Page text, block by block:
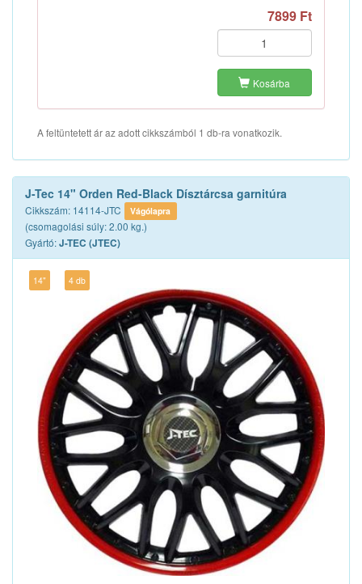
7899 Ft
Kosárba
A feltüntetett ár az adott cikkszámból 1 db-ra vonatkozik.
J-Tec 14" Orden Red-Black Dísztárcsa garnitúra
Cikkszám: 14114-JTC Vágólapra
(csomagolási súly: 2.00 kg.)
Gyártó:J-TEC (JTEC)
14" 4 db